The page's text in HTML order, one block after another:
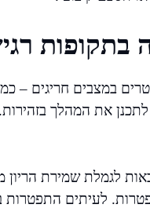
בתקופות
במצבים חריגים –
את המהלך
לגמלת שמירת הריון
לעיתים התפטרות